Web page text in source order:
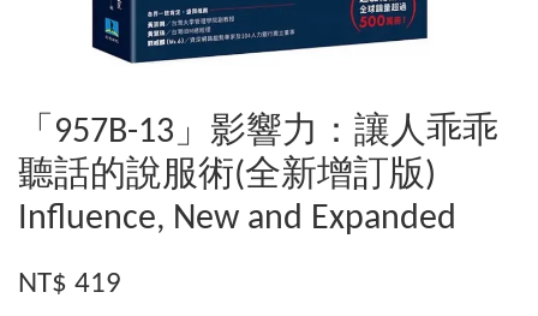
「957B-13」影響力：讓人乖乖
聽話的說服術(全新增訂版)
Influence, New and Expanded
NT$ 419